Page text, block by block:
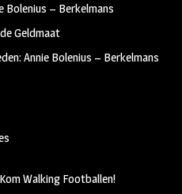
Bolenius – Berkelmans
Geldmaat
Annie Bolenius – Berkelmans
Walking Footballen!